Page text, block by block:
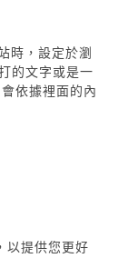
時，設定於瀏
的文字或是一
依據裡面的內
以提供您更好